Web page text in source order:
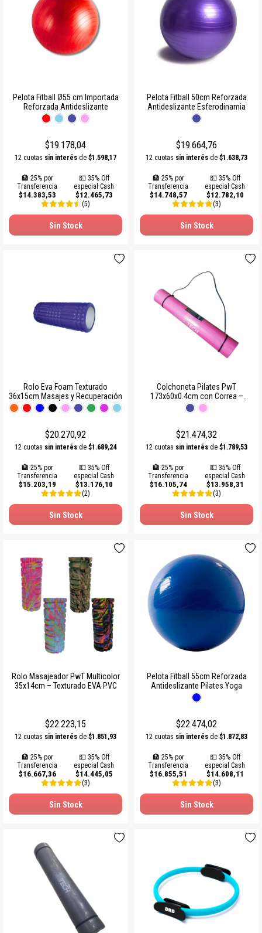
Pelota Fitball Ø55 cm Importada
Reforzada Antideslizante
$19.178,04
12 cuotas sin interés de $1.598,17
🏦 25% por
Transferencia
$14.383,53
💵 35% Off
especial Cash
$12.465,73
(5)
Sin Stock
Pelota Fitball 50cm Reforzada
Antideslizante Esferodinamia
$19.664,76
12 cuotas sin interés de $1.638,73
🏦 25% por
Transferencia
$14.748,57
💵 35% Off
especial Cash
$12.782,10
(3)
Sin Stock
Rolo Eva Foam Texturado
36x15cm Masajes y Recuperación
$20.270,92
12 cuotas sin interés de $1.689,24
🏦 25% por
Transferencia
$15.203,19
💵 35% Off
especial Cash
$13.176,10
(2)
Sin Stock
Colchoneta Pilates PwT
173x60x0.4cm con Correa –
Antideslizante
$21.474,32
12 cuotas sin interés de $1.789,53
🏦 25% por
Transferencia
$16.105,74
💵 35% Off
especial Cash
$13.958,31
(3)
Sin Stock
Rolo Masajeador PwT Multicolor
35x14cm – Texturado EVA PVC
$22.223,15
12 cuotas sin interés de $1.851,93
🏦 25% por
Transferencia
$16.667,36
💵 35% Off
especial Cash
$14.445,05
(3)
Sin Stock
Pelota Fitball 55cm Reforzada
Antideslizante Pilates Yoga
$22.474,02
12 cuotas sin interés de $1.872,83
🏦 25% por
Transferencia
$16.855,51
💵 35% Off
especial Cash
$14.608,11
(3)
Sin Stock